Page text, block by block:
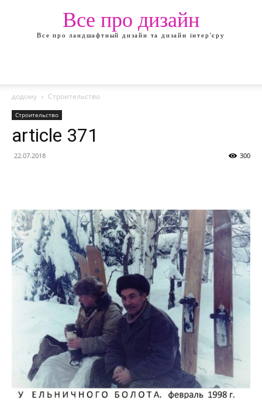
Все про дизайн
Все про ландшафтный дизайн та дизайн інтер'єру
додому Строительство
Строительство
article 371
22.07.2018 300